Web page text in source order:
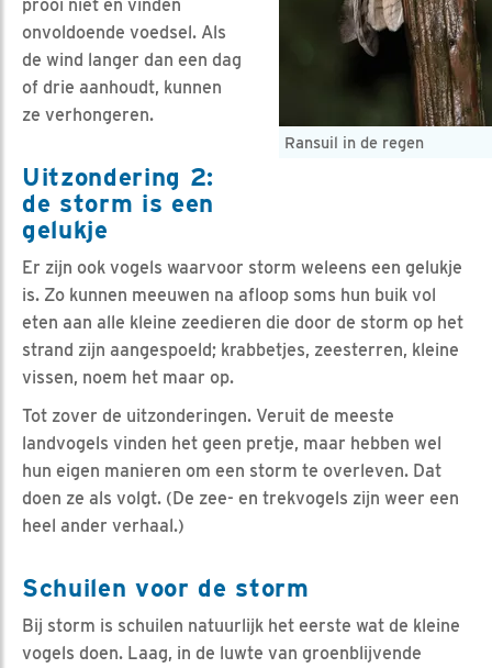
Ransuil in de regen
prooi niet en vinden
onvoldoende voedsel. Als
de wind langer dan een dag
of drie aanhoudt, kunnen
ze verhongeren.
Uitzondering 2:
de storm is een
gelukje
Er zijn ook vogels waarvoor storm weleens een gelukje
is. Zo kunnen meeuwen na afloop soms hun buik vol
eten aan alle kleine zeedieren die door de storm op het
strand zijn aangespoeld; krabbetjes, zeesterren, kleine
vissen, noem het maar op.
Tot zover de uitzonderingen. Veruit de meeste
landvogels vinden het geen pretje, maar hebben wel
hun eigen manieren om een storm te overleven. Dat
doen ze als volgt. (De zee- en trekvogels zijn weer een
heel ander verhaal.)
Schuilen voor de storm
Bij storm is schuilen natuurlijk het eerste wat de kleine
vogels doen. Laag, in de luwte van groenblijvende